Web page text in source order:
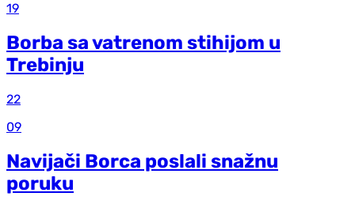
19
Borba sa vatrenom stihijom u
Trebinju
22
09
Navijači Borca poslali snažnu
poruku